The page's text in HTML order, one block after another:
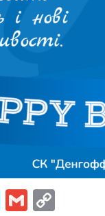
Telegram
Gmail